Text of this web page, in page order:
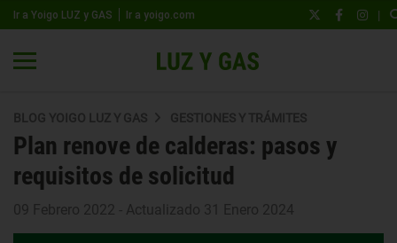
Ir a Yoigo LUZ y GAS Ir a yoigo.com |
BLOG YOIGO LUZ Y GAS GESTIONES Y TRÁMITES
Plan renove de calderas: pasos y
requisitos de solicitud
09 Febrero 2022 - Actualizado 31 Enero 2024